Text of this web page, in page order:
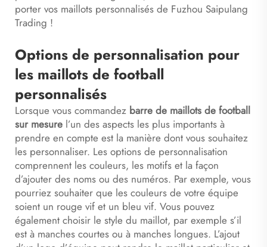
porter vos maillots personnalisés de Fuzhou Saipulang
Trading !
Options de personnalisation pour
les maillots de football
personnalisés
Lorsque vous commandez barre de maillots de football
sur mesure l’un des aspects les plus importants à
prendre en compte est la manière dont vous souhaitez
les personnaliser. Les options de personnalisation
comprennent les couleurs, les motifs et la façon
d’ajouter des noms ou des numéros. Par exemple, vous
pourriez souhaiter que les couleurs de votre équipe
soient un rouge vif et un bleu vif. Vous pouvez
également choisir le style du maillot, par exemple s’il
est à manches courtes ou à manches longues. L’ajout